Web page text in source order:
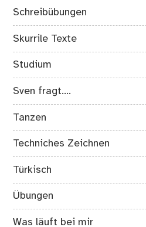
Schreibübungen
Skurrile Texte
Studium
Sven fragt….
Tanzen
Techniches Zeichnen
Türkisch
Übungen
Was läuft bei mir